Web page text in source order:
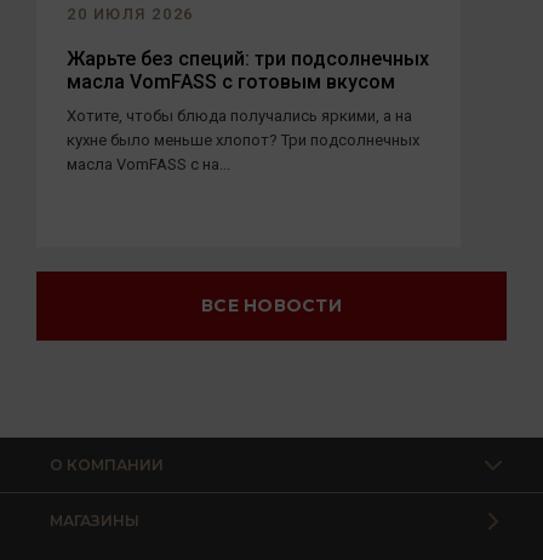
20 ИЮЛЯ 2026
Жарьте без специй: три подсолнечных
масла VomFASS с готовым вкусом
Хотите, чтобы блюда получались яркими, а на
кухне было меньше хлопот? Три подсолнечных
масла VomFASS с на...
ВСЕ НОВОСТИ
О КОМПАНИИ
МАГАЗИНЫ